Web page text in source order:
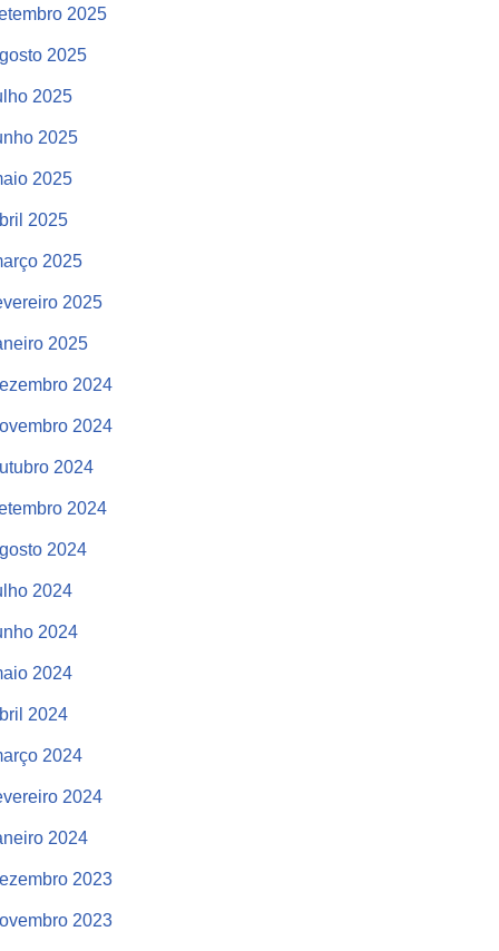
2025
2025
2025
2025
2025
2025
2025
2025
2025
2024
2024
2024
2024
2024
2024
2024
2024
2024
2024
2024
2024
2023
2023